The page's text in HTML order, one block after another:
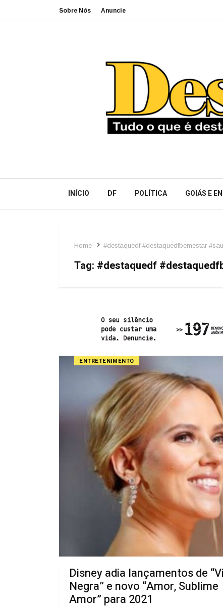
Sobre Nós Anuncie
INÍCIO DF POLÍTICA GOIÁS E
Home #destaquedf #destaquedfbemestar
Tag: #destaquedf
ENTRETENIMENTO
Disney adia lançamentos de
Negra” e novo “Amor, Sublime
Amor” para 2021